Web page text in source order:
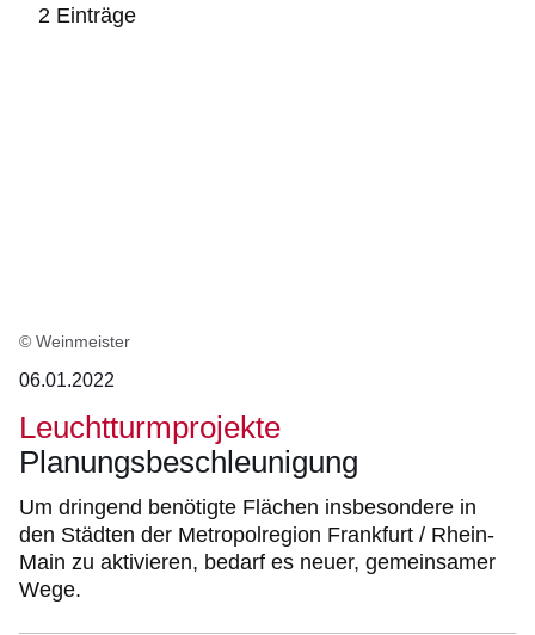
2 Einträge
© Weinmeister
06.01.2022
Leuchtturmprojekte
Planungsbeschleunigung
Um dringend benötigte Flächen insbesondere in
den Städten der Metropolregion Frankfurt / Rhein-
Main zu aktivieren, bedarf es neuer, gemeinsamer
Wege.